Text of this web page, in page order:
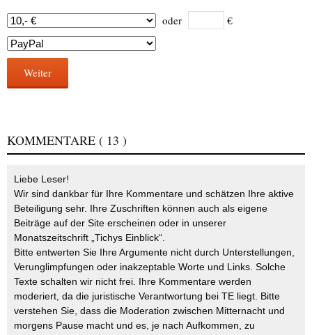
oder €
Weiter
KOMMENTARE ( 13 )
Liebe Leser!
Wir sind dankbar für Ihre Kommentare und schätzen Ihre aktive
Beteiligung sehr. Ihre Zuschriften können auch als eigene
Beiträge auf der Site erscheinen oder in unserer
Monatszeitschrift „Tichys Einblick“.
Bitte entwerten Sie Ihre Argumente nicht durch Unterstellungen,
Verunglimpfungen oder inakzeptable Worte und Links. Solche
Texte schalten wir nicht frei. Ihre Kommentare werden
moderiert, da die juristische Verantwortung bei TE liegt. Bitte
verstehen Sie, dass die Moderation zwischen Mitternacht und
morgens Pause macht und es, je nach Aufkommen, zu